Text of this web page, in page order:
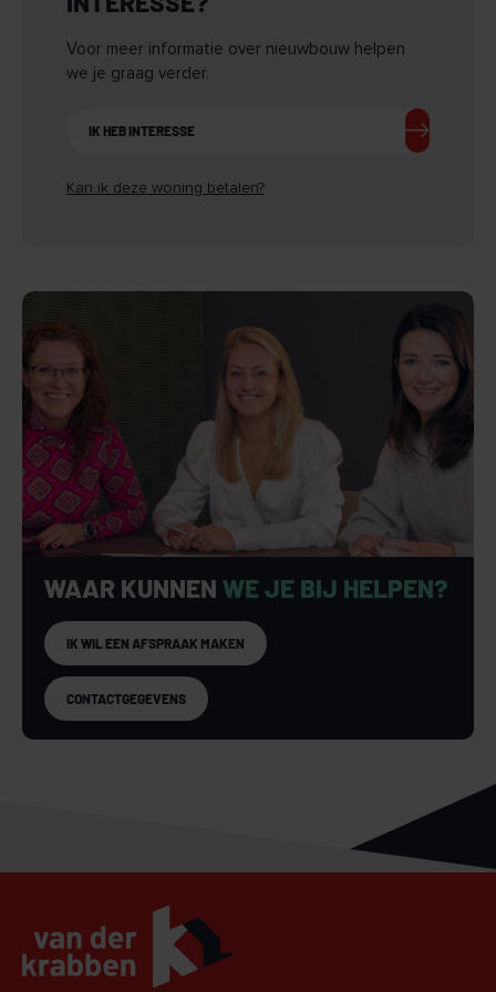
Voor meer informatie over nieuwbouw helpen
we je graag verder.
IK HEB INTERESSE
Kan ik deze woning betalen?
WAAR KUNNEN WE JE BIJ HELPEN?
IK WIL EEN AFSPRAAK MAKEN
CONTACTGEGEVENS